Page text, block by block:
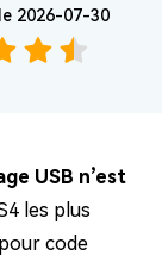
2026-07-30
USB n’est
les plus
code